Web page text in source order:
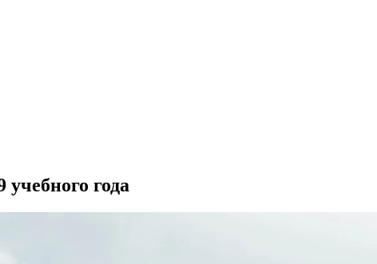
года